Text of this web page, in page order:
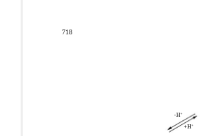
718
-H+
+H+